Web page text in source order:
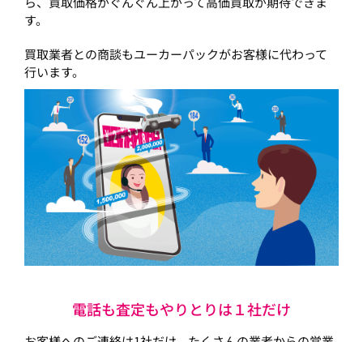
す。
買取業者との商談もユーカーパックがお客様に代わって
行います。
電話も査定もやりとりは１社だけ